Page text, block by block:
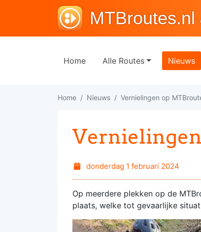
MTBroutes.nl
Home Alle Routes Nieuws
Home Nieuws Vernielingen op
donderdag 1 februari 2024
Op meerdere plekken op de
plaats, welke tot gevaarlijke